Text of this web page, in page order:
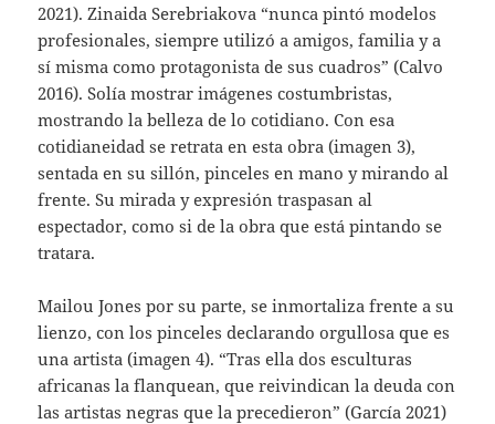
2021). Zinaida Serebriakova “nunca pintó modelos
profesionales, siempre utilizó a amigos, familia y a
sí misma como protagonista de sus cuadros” (Calvo
2016). Solía mostrar imágenes costumbristas,
mostrando la belleza de lo cotidiano. Con esa
cotidianeidad se retrata en esta obra (imagen 3),
sentada en su sillón, pinceles en mano y mirando al
frente. Su mirada y expresión traspasan al
espectador, como si de la obra que está pintando se
tratara.
Mailou Jones por su parte, se inmortaliza frente a su
lienzo, con los pinceles declarando orgullosa que es
una artista (imagen 4). “Tras ella dos esculturas
africanas la flanquean, que reivindican la deuda con
las artistas negras que la precedieron” (García 2021)